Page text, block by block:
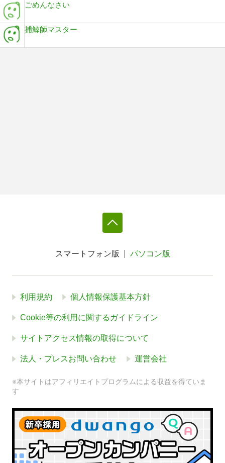
ごめんなさい
捕鯨師マスター
スマートフォン版 パソコン版
利用規約 個人情報保護基本方針
Cookie等の利用に関するガイドライン
サイトアクセス情報の取得について
法人・プレスお問い合わせ 運営会社
※本サイトはアフィリエイトプログラムによる収益を得ていま
す